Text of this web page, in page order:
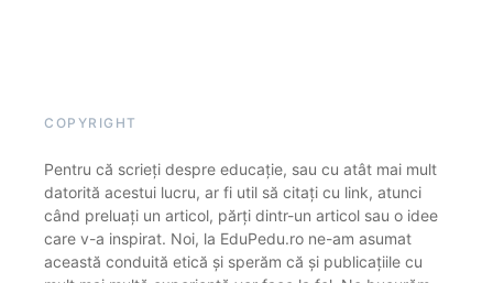
COPYRIGHT
Pentru că scrieți despre educație, sau cu atât mai mult
datorită acestui lucru, ar fi util să citați cu link, atunci
când preluați un articol, părți dintr-un articol sau o idee
care v-a inspirat. Noi, la EduPedu.ro ne-am asumat
această conduită etică și sperăm că și publicațiile cu